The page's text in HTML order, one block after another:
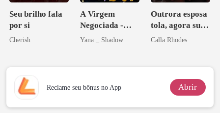
Seu brilho fala
por si
Cherish
A Virgem
Negociada -
Uma flor para o
Yana _ Shadow
Outrora esposa
tola, agora sua
obsessão eterna
Calla Rhodes
Reclame seu bônus no App Abrir